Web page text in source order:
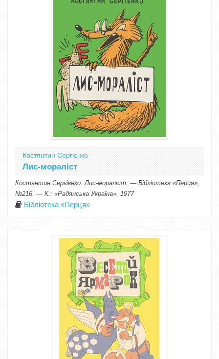
Костянтин Сергієнко
Лис-мораліст
Костянтин Сергієнко. Лис-мораліст. — Бібліотека «Перця»,
№216. — К.: «Радянська Україна», 1977
Бібліотека «Перця»